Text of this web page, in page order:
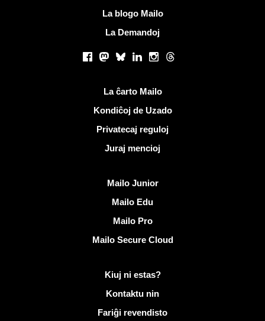
La blogo Mailo
La Demandoj
Facebook
Mastodon
BlueskyLinkedInInstagram
Threads
La ĉarto Mailo
Kondiĉoj de Uzado
Privatecaj reguloj
Juraj mencioj
Mailo Junior
Mailo Edu
Mailo Pro
Mailo Secure Cloud
Kiuj ni estas?
Kontaktu nin
Fariĝi revendisto